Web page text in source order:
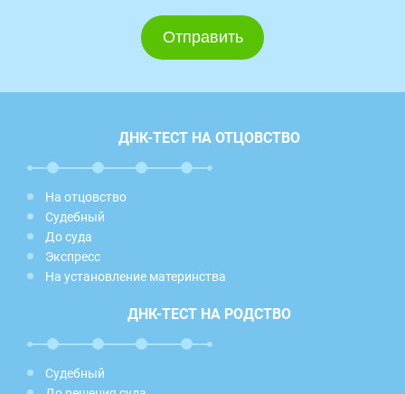
ДНК-ТЕСТ НА ОТЦОВСТВО
На отцовство
Судебный
До суда
Экспресс
На установление материнства
ДНК-ТЕСТ НА РОДСТВО
Судебный